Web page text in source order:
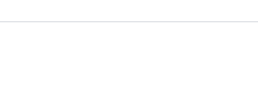
ORBÁN BLIJFT